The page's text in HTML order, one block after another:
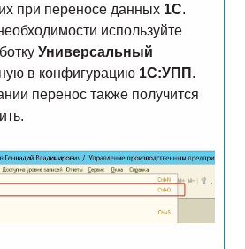
при переносе данных 1С.
используйте
Универсальный
в конфигурацию 1С:УПП .
перенос также получится